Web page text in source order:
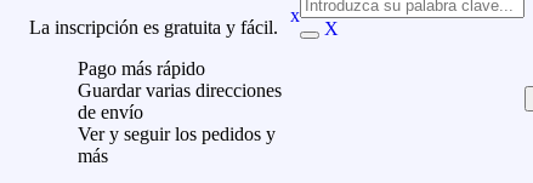
La inscripción es gratuita y fácil.
Pago más rápido
Guardar varias direcciones
de envío
Ver y seguir los pedidos y
más
x
X